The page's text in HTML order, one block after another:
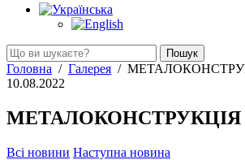
Головна / Галерея /
10.08.2022
МЕТАЛОКОНСТРУКЦІЯ
Всі новини Hаступна новина